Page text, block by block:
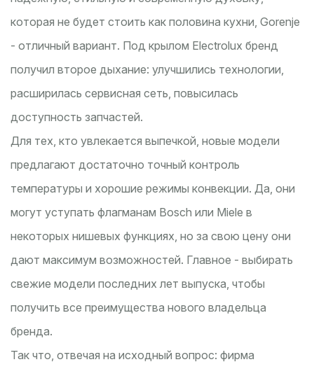
которая не будет стоить как половина кухни, Gorenje
- отличный вариант. Под крылом Electrolux бренд
получил второе дыхание: улучшились технологии,
расширилась сервисная сеть, повысилась
доступность запчастей.
Для тех, кто увлекается выпечкой, новые модели
предлагают достаточно точный контроль
температуры и хорошие режимы конвекции. Да, они
могут уступать флагманам Bosch или Miele в
некоторых нишевых функциях, но за свою цену они
дают максимум возможностей. Главное - выбирать
свежие модели последних лет выпуска, чтобы
получить все преимущества нового владельца
бренда.
Так что, отвечая на исходный вопрос: фирма